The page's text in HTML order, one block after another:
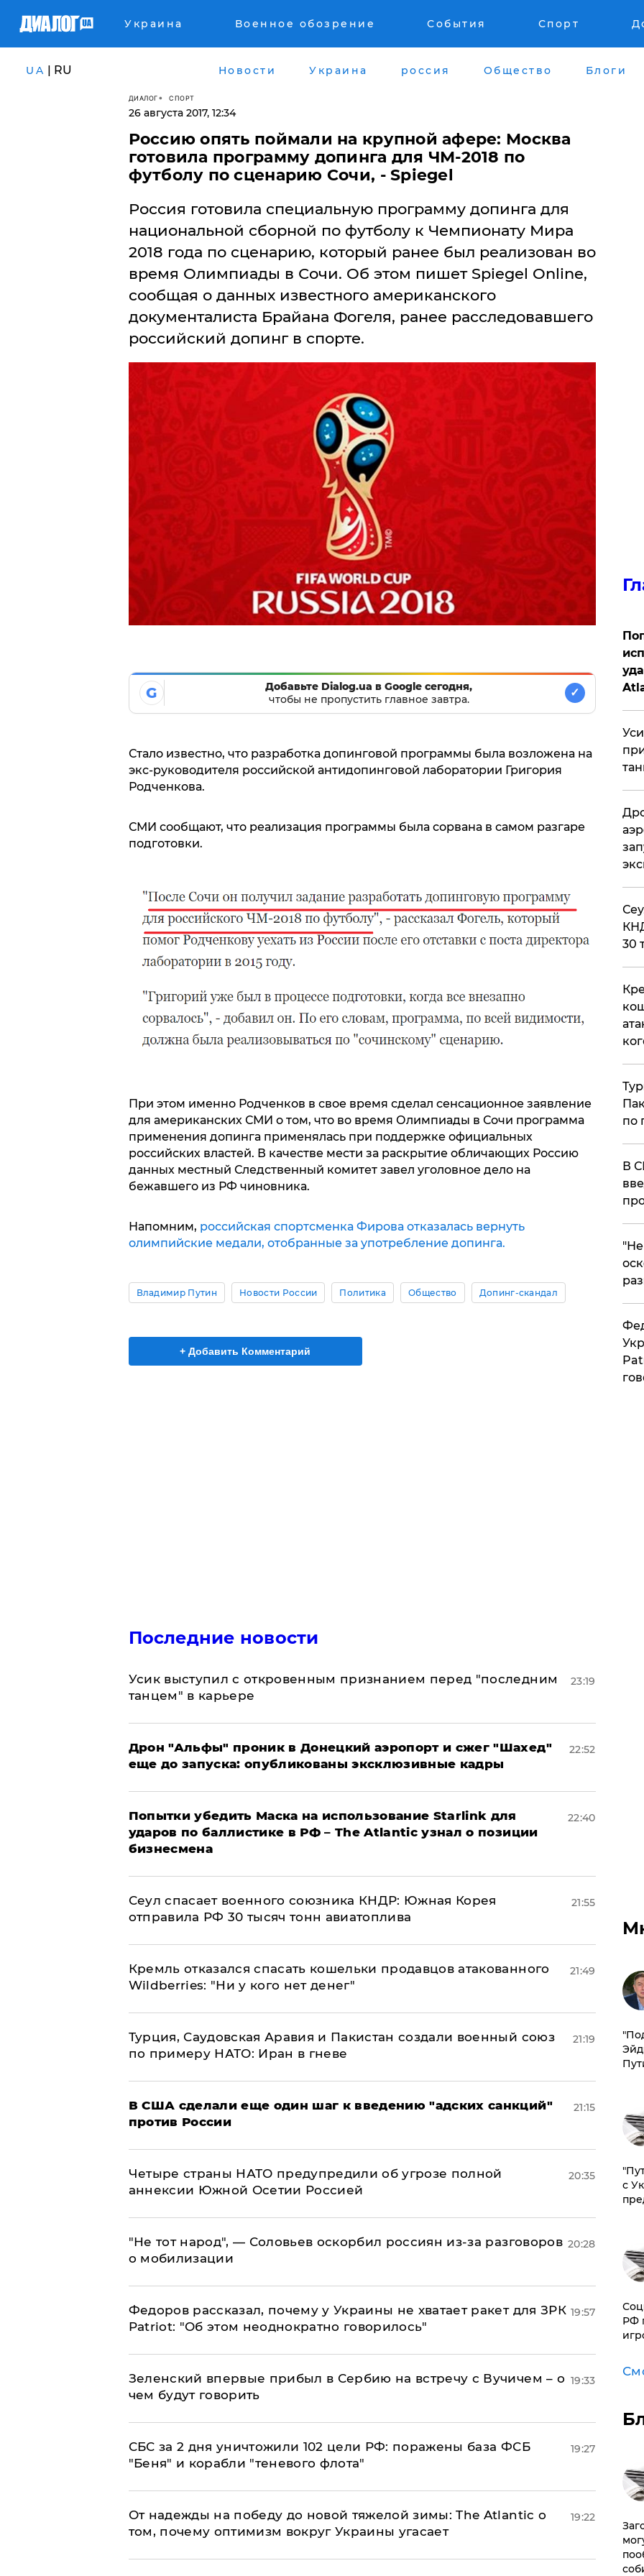
Украина Военное обозрение События Спорт
UA | RU Новости Украина россия Общество Блоги
ДИАЛОГ СПОРТ
26 августа 2017, 12:34
Россию опять поймали на крупной афере: Москва
готовила программу допинга для ЧМ-2018 по
футболу по сценарию Сочи, - Spiegel
​Россия готовила специальную программу допинга для
национальной сборной по футболу к Чемпионату Мира
2018 года по сценарию, который ранее был реализован во
время Олимпиады в Сочи. Об этом пишет Spiegel Online,
сообщая о данных известного американского
документалиста Брайана Фогеля, ранее расследовавшего
российский допинг в спорте.
G
Добавьте Dialog.ua в Google сегодня,
чтобы не пропустить главное завтра.
✓
Стало известно, что разработка допинговой программы была возложена на
экс-руководителя российской антидопинговой лаборатории Григория
Родченкова.
СМИ сообщают, что реализация программы была сорвана в самом разгаре
подготовки.
При этом именно Родченков в свое время сделал сенсационное заявление
для американских СМИ о том, что во время Олимпиады в Сочи программа
применения допинга применялась при поддержке официальных
российских властей. В качестве мести за раскрытие обличающих Россию
данных местный Следственный комитет завел уголовное дело на
бежавшего из РФ чиновника.
Напомним, российская спортсменка Фирова отказалась вернуть
олимпийские медали, отобранные за употребление допинга.
Владимир Путин Новости России Политика Общество Допинг-скандал
+ Добавить Комментарий
Последние новости
Усик выступил с откровенным признанием перед "последним
танцем" в карьере
23:19
Дрон "Альфы" проник в Донецкий аэропорт и сжег "Шахед"
еще до запуска: опубликованы эксклюзивные кадры
22:52
Попытки убедить Маска на использование Starlink для
ударов по баллистике в РФ – The Atlantic узнал о позиции
бизнесмена
22:40
​Сеул спасает военного союзника КНДР: Южная Корея
отправила РФ 30 тысяч тонн авиатоплива
21:55
Кремль отказался спасать кошельки продавцов атакованного
Wildberries: "Ни у кого нет денег"
21:49
Турция, Саудовская Аравия и Пакистан создали военный союз
по примеру НАТО: Иран в гневе
21:19
В США сделали еще один шаг к введению "адских санкций"
против России
21:15
Четыре страны НАТО предупредили об угрозе полной
аннексии Южной Осетии Россией
20:35
​"Не тот народ", — Соловьев оскорбил россиян из-за разговоров
о мобилизации
20:28
Федоров рассказал, почему у Украины не хватает ракет для ЗРК
Patriot: "Об этом неоднократно говорилось"
19:57
Зеленский впервые прибыл в Сербию на встречу с Вучичем – о
чем будут говорить
19:33
СБС за 2 дня уничтожили 102 цели РФ: поражены база ФСБ
"Беня" и корабли "теневого флота"
19:27
От надежды на победу до новой тяжелой зимы: The Atlantic о
том, почему оптимизм вокруг Украины угасает
19:22
30
по
В
с
РФ